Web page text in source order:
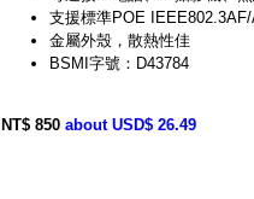
支援標準POE IEEE802.3AF/
金屬外殼，散熱性佳
BSMI字號：D43784
NT$ 850 about USD$ 26.49